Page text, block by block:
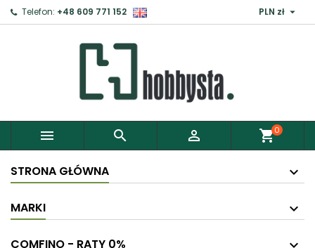
Telefon: +48 609 771 152 PLN zł 
   shopping_cart0
STRONA GŁÓWNA
MARKI
COMFINO - RATY 0%